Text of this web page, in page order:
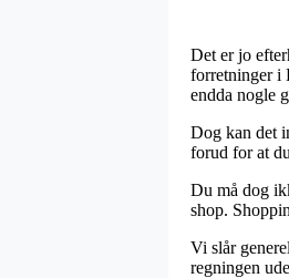
Det er jo
forretninger i
endda nogle
Dog kan det
forud for at
Du må dog
shop.
Vi slår
regningen